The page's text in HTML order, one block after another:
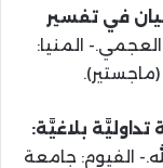
في تفسير
المنيا:
تداوليَّة بلاغيَّة:
الفيوم: جامعة